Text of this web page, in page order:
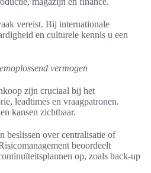
vereist. Bij internationale
en culturele kennis u een
vermogen
zijn cruciaal bij het
leadtimes en vraagpatronen.
kansen zichtbaar.
beslissen over centralisatie of
beoordeelt
op, zoals back-up